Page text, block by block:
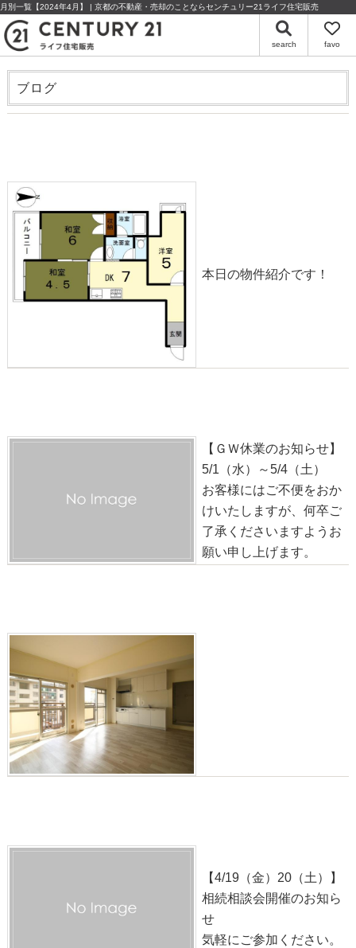
月別一覧【2024年4月】 | 京都の不動産・売却のことならセンチュリー21ライフ住宅販売
search favo
ブログ
本日の物件紹介です！
【ＧＷ休業のお知らせ】
5/1（水）～5/4（土）
お客様にはご不便をおか
けいたしますが、何卒ご
了承くださいますようお
願い申し上げます。
【4/19（金）20（土）】
相続相談会開催のお知ら
せ
気軽にご参加ください。